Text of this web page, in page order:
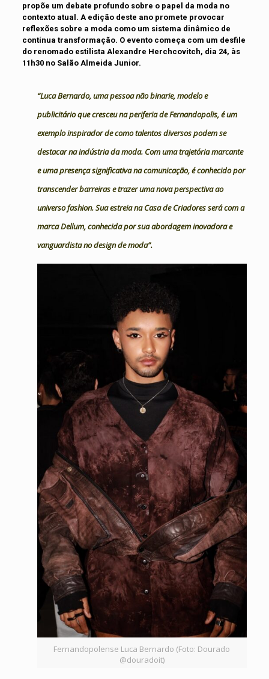
propõe um debate profundosobre o papel da moda no
contexto atual. A edição deste ano promete provocar
reflexões sobre a moda como um sistema dinâmico de
contínua transformação. O evento começa com um desfile
do renomado estilista Alexandre Herchcovitch, dia 24, às
11h30 no Salão Almeida Junior.
“Luca Bernardo, uma pessoa não binarie, modelo e
publicitário que cresceu na periferia de Fernandopolis, é um
exemplo inspirador de como talentos diversos podem se
destacar na indústria da moda. Com uma trajetória marcante
e uma presença significativa na comunicação, é conhecido por
transcender barreiras e trazer uma nova perspectiva ao
universo fashion. Sua estreia na Casa de Criadores será com a
marca Dellum, conhecida por sua abordagem inovadora e
vanguardista no design de moda”.
Fernandopolense Luca Bernardo (Foto: Dourado
@douradoit)